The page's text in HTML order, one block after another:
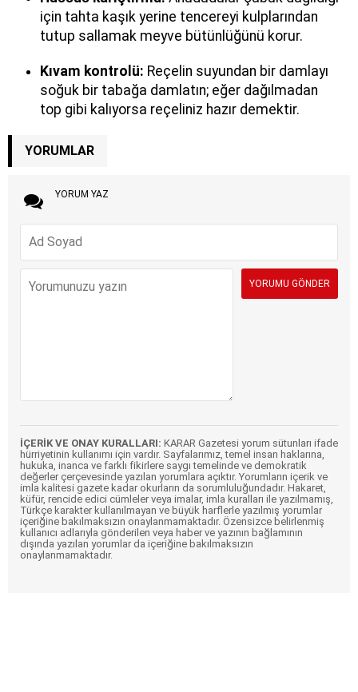
için tahta kaşık yerine tencereyi kulplarından
tutup sallamak meyve bütünlüğünü korur.
Kıvam kontrolü: Reçelin suyundan bir damlayı
soğuk bir tabağa damlatın; eğer dağılmadan
top gibi kalıyorsa reçeliniz hazır demektir.
YORUMLAR
YORUM YAZ
İÇERİK VE ONAY KURALLARI: KARAR Gazetesi yorum sütunları ifade
hürriyetinin kullanımı için vardır. Sayfalarımız, temel insan haklarına,
hukuka, inanca ve farklı fikirlere saygı temelinde ve demokratik
değerler çerçevesinde yazılan yorumlara açıktır. Yorumların içerik ve
imla kalitesi gazete kadar okurların da sorumluluğundadır. Hakaret,
küfür, rencide edici cümleler veya imalar, imla kuralları ile yazılmamış,
Türkçe karakter kullanılmayan ve büyük harflerle yazılmış yorumlar
içeriğine bakılmaksızın onaylanmamaktadır. Özensizce belirlenmiş
kullanıcı adlarıyla gönderilen veya haber ve yazının bağlamının
dışında yazılan yorumlar da içeriğine bakılmaksızın
onaylanmamaktadır.